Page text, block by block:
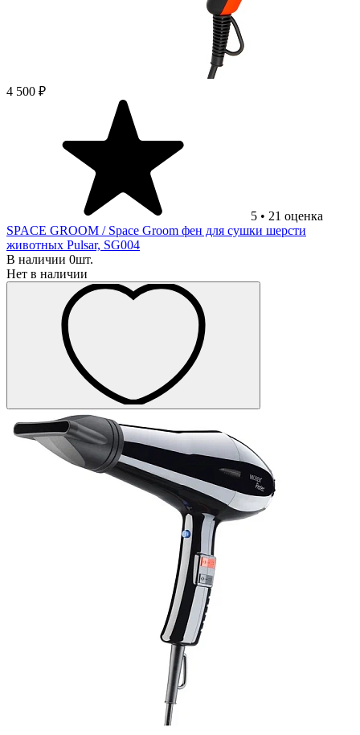
4 500 ₽
5 • 21 оценка
SPACE GROOM / Space Groom фен для сушки шерсти
животных Pulsar, SG004
В наличии 0шт.
Нет в наличии